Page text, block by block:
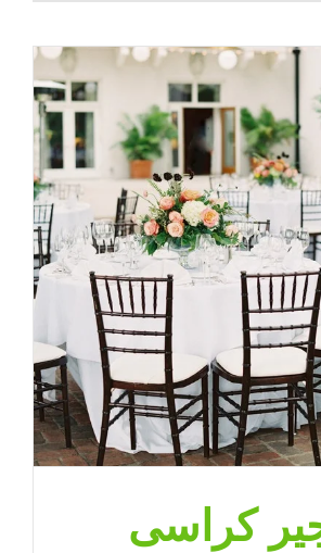
قهوة
الكويت
ضيافة
الكويت
مغلقة
كراسى